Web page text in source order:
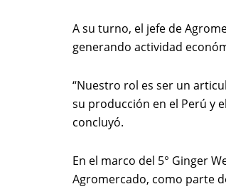
A su turno, el jefe de
generando actividad
“Nuestro rol es ser un
su producción en el Perú y
concluyó.
En el marco del 5° Ginger
Agromercado, como parte